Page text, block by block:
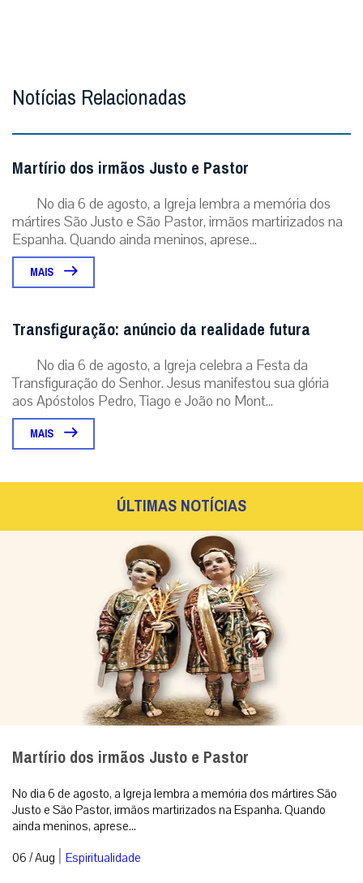
Notícias Relacionadas
Martírio dos irmãos Justo e Pastor
No dia 6 de agosto, a Igreja lembra a memória dos
mártires São Justo e São Pastor, irmãos martirizados na
Espanha. Quando ainda meninos, aprese...
MAIS
Transfiguração: anúncio da realidade futura
No dia 6 de agosto, a Igreja celebra a Festa da
Transfiguração do Senhor. Jesus manifestou sua glória
aos Apóstolos Pedro, Tiago e João no Mont...
MAIS
ÚLTIMAS NOTÍCIAS
Martírio dos irmãos Justo e Pastor
No dia 6 de agosto, a Igreja lembra a memória dos mártires São
Justo e São Pastor, irmãos martirizados na Espanha. Quando
ainda meninos, aprese...
06 / Aug | Espiritualidade